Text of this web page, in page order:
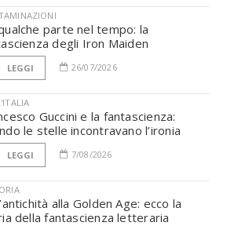
parte nel tempo: la
degli Iron Maiden
LEGGI 26/07/2026
Guccini e la fantascienza:
le stelle incontravano l’ironia
LEGGI 7/08/2026
alla Golden Age: ecco la
della fantascienza letteraria